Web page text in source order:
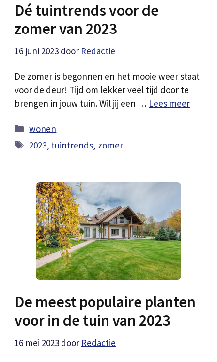
Dé tuintrends voor de
zomer van 2023
16 juni 2023 door Redactie
De zomer is begonnen en het mooie weer staat
voor de deur! Tijd om lekker veel tijd door te
brengen in jouw tuin. Wil jij een … Lees meer
Categorieën
wonen
Tags
2023, tuintrends, zomer
De meest populaire planten
voor in de tuin van 2023
16 mei 2023 door Redactie